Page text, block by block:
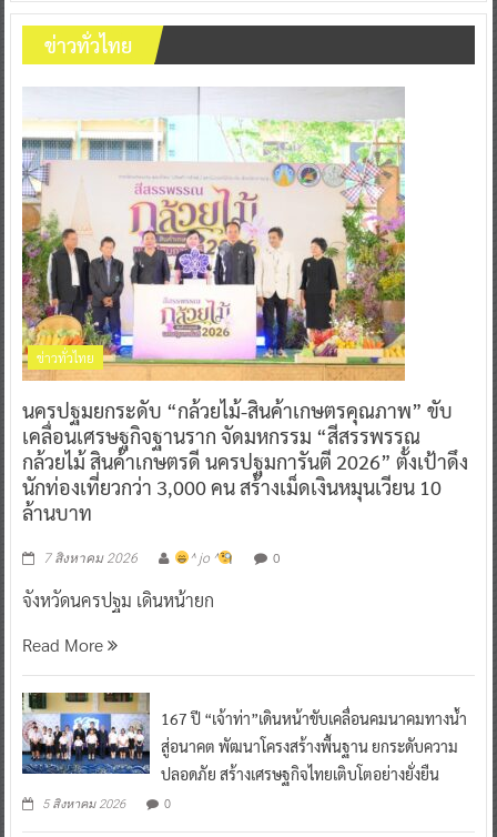
ข่าวทั่วไทย
ข่าวทั่วไทย
นครปฐมยกระดับ “กล้วยไม้-สินค้าเกษตรคุณภาพ” ขับ
เคลื่อนเศรษฐกิจฐานราก จัดมหกรรม “สีสรรพรรณ
กล้วยไม้ สินค้าเกษตรดี นครปฐมการันตี 2026” ตั้งเป้าดึง
นักท่องเที่ยวกว่า 3,000 คน สร้างเม็ดเงินหมุนเวียน 10
ล้านบาท
7 สิงหาคม 2026 ^ jo ^ 0
จังหวัดนครปฐม เดินหน้ายก
Read More
167 ปี “เจ้าท่า”เดินหน้าขับเคลื่อนคมนาคมทางน้ำ
สู่อนาคต พัฒนาโครงสร้างพื้นฐาน ยกระดับความ
ปลอดภัย สร้างเศรษฐกิจไทยเติบโตอย่างยั่งยืน
5 สิงหาคม 2026 0